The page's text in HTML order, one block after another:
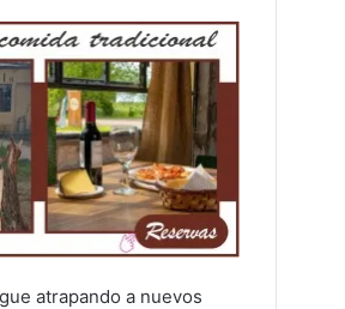
atrapando a nuevos